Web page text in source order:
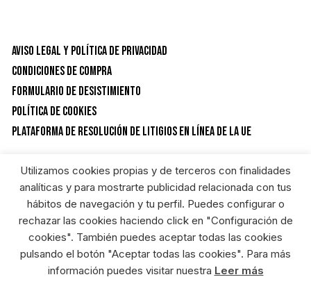
Aviso Legal y Política de privacidad
Condiciones de Compra
Formulario de desistimiento
Política de Cookies
Plataforma de resolución de litigios en línea de la UE
CATEGORÍAS DEL PRODUCTO
×
Calzado
Utilizamos cookies propias y de terceros con finalidades
analíticas y para mostrarte publicidad relacionada con tus
hábitos de navegación y tu perfil. Puedes configurar o
rechazar las cookies haciendo click en "Configuración de
cookies". También puedes aceptar todas las cookies
pulsando el botón "Aceptar todas las cookies". Para más
información puedes visitar nuestra Leer más